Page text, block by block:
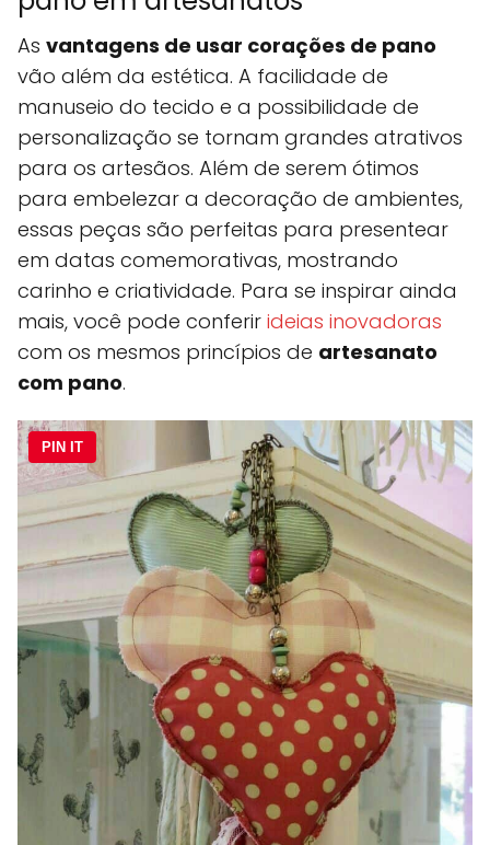
As vantagens de usar corações de pano
vão além da estética. A facilidade de
manuseio do tecido e a possibilidade de
personalização se tornam grandes atrativos
para os artesãos. Além de serem ótimos
para embelezar a decoração de ambientes,
essas peças são perfeitas para presentear
em datas comemorativas, mostrando
carinho e criatividade. Para se inspirar ainda
mais, você pode conferir ideias inovadoras
com os mesmos princípios de artesanato
com pano.
PIN IT